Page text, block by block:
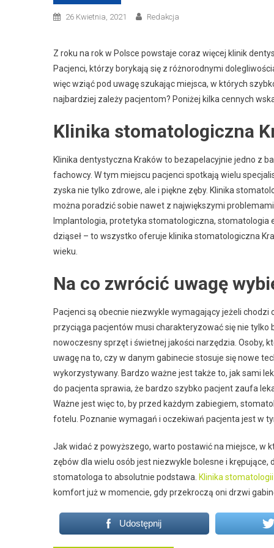
26 Kwietnia, 2021 Redakcja
Z roku na rok w Polsce powstaje coraz więcej klinik
Pacjenci, którzy borykają się z różnorodnymi
więc wziąć pod uwagę szukając miejsca, w których
najbardziej zależy pacjentom? Poniżej kilka cennych
Klinika stomatologiczna
Klinika dentystyczna Kraków to bezapelacyjnie jedno z
fachowcy. W tym miejscu pacjenci spotkają wielu
zyska nie tylko zdrowe, ale i piękne zęby. Klinika
można poradzić sobie nawet z największymi problemami
Implantologia, protetyka stomatologiczna, stomatologia
dziąseł – to wszystko oferuje klinika stomatologiczna
wieku.
Na co zwrócić uwagę
Pacjenci są obecnie niezwykle wymagający jeżeli
przyciąga pacjentów musi charakteryzować się nie
nowoczesny sprzęt i świetnej jakości narzędzia. Osoby,
uwagę na to, czy w danym gabinecie stosuje się nowe
wykorzystywany. Bardzo ważne jest także to, jak sami
do pacjenta sprawia, że bardzo szybko pacjent zaufa
Ważne jest więc to, by przed każdym zabiegiem,
fotelu. Poznanie wymagań i oczekiwań pacjenta jest w
Jak widać z powyższego, warto postawić na miejsce, w
zębów dla wielu osób jest niezwykle bolesne i
stomatologa to absolutnie podstawa. Klinika
komfort już w momencie, gdy przekroczą oni drzwi
Udostępnij